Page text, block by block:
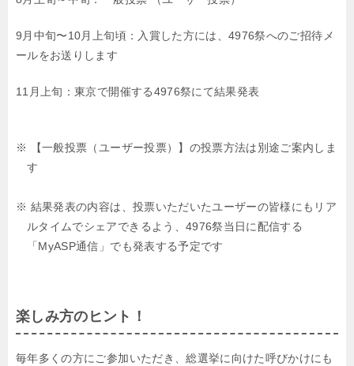
9月中旬〜10月上旬頃：入賞した方には、4976祭へのご招待メ
ールをお送りします
11月上旬：東京で開催する4976祭にて結果発表
※ 【一般投票（ユーザー投票）】の投票方法は別途ご案内しま
す
※ 結果発表の内容は、投票いただいたユーザーの皆様にもリア
ルタイムでシェアできるよう、4976祭当日に配信する
「MyASP通信」でも発表する予定です
楽しみ方のヒント！
毎年多くの方にご参加いただき、総選挙に向けた呼びかけにも